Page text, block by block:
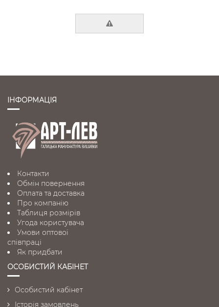
ІНФОРМАЦІЯ
Контакти
Обмін повернення
Оплата та доставка
Про компанію
Таблиця розмірів
Угода користувача
Умови оптової
співпраці
Як придбати
ОСОБИСТИЙ КАБІНЕТ
Особистий кабінет
Історія замовлень